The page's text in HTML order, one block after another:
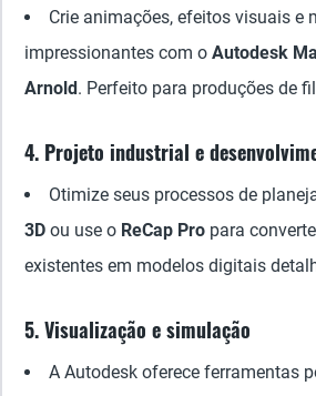
Crie animações, efeitos visuais e
impressionantes com o Autodesk
Arnold. Perfeito para produções de
4. Projeto industrial e
Otimize seus processos de
3D ou use o ReCap Pro para
existentes em modelos digitais
5. Visualização e simulação
A Autodesk oferece ferramentas